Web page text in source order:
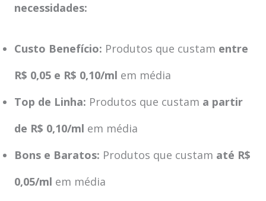
necessidades:
Custo Benefício: Produtos que custam entre
R$ 0,05 e R$ 0,10/ml em média
Top de Linha: Produtos que custam a partir
de R$ 0,10/ml em média
Bons e Baratos: Produtos que custam até R$
0,05/ml em média